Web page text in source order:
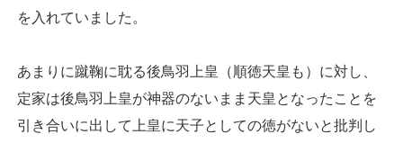
を入れていました。
あまりに蹴鞠に耽る後鳥羽上皇（順徳天皇も）に対し、
定家は後鳥羽上皇が神器のないまま天皇となったことを
引き合いに出して上皇に天子としての徳がないと批判し